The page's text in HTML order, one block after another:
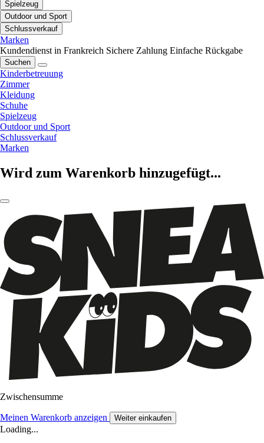
Spielzeug
Outdoor und Sport
Schlussverkauf
Marken
Kundendienst in Frankreich Sichere Zahlung Einfache Rückgabe
Suchen
Kinderbetreuung
Zimmer
Kleidung
Schuhe
Spielzeug
Outdoor und Sport
Schlussverkauf
Marken
Wird zum Warenkorb hinzugefügt...
Zwischensumme
Meinen Warenkorb anzeigen Weiter einkaufen
Loading...